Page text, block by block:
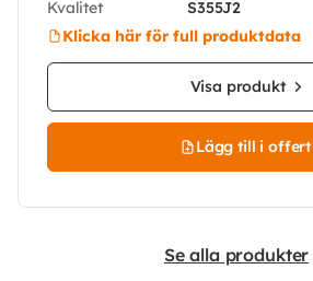
Kvalitet
S355J2
Klicka här för full produktdata
Visa produkt
Lägg till i offert
Se alla produkter